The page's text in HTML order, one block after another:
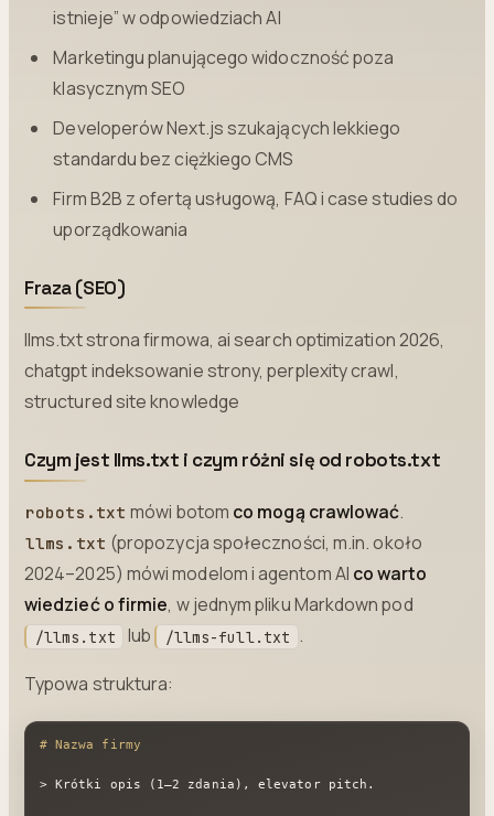
istnieje” w odpowiedziach AI
Marketingu planującego widoczność poza
klasycznym SEO
Developerów Next.js szukających lekkiego
standardu bez ciężkiego CMS
Firm B2B z ofertą usługową, FAQ i case studies do
uporządkowania
Fraza (SEO)
llms.txt strona firmowa, ai search optimization 2026,
chatgpt indeksowanie strony, perplexity crawl,
structured site knowledge
Czym jest llms.txt i czym różni się od robots.txt
robots.txt mówi botom co mogą crawlować.
llms.txt (propozycja społeczności, m.in. około
2024–2025) mówi modelom i agentom AI co warto
wiedzieć o firmie, w jednym pliku Markdown pod
/llms.txt lub /llms-full.txt .
Typowa struktura:
# Nazwa firmy
> Krótki opis (1–2 zdania), elevator pitch.